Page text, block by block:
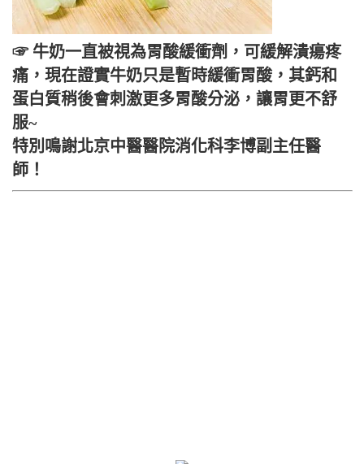
☞ 牛奶一直被視為胃酸緩衝劑，可緩解潰瘍疼
痛，現在證實牛奶只是暫時緩衝胃酸，其鈣和
蛋白質稍後會刺激更多胃酸分泌，讓胃更不舒
服~
特別鳴謝北京中醫醫院消化科李博副主任醫
師！